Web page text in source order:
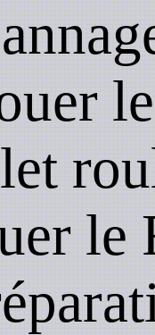
le